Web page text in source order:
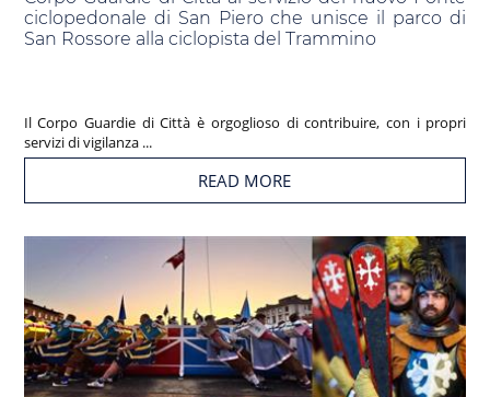
ciclopedonale di San Piero che unisce il parco di
San Rossore alla ciclopista del Trammino
Il Corpo Guardie di Città è orgoglioso di contribuire, con i propri
servizi di vigilanza ...
READ MORE